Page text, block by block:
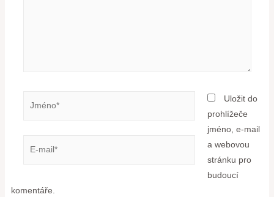
Uložit do
prohlížeče
jméno, e-mail
a webovou
stránku pro
budoucí
komentáře.